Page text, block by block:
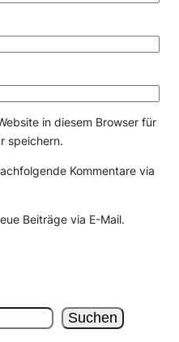
in diesem Browser für
speichern.
Kommentare via
Beiträge via E-Mail.
Suchen